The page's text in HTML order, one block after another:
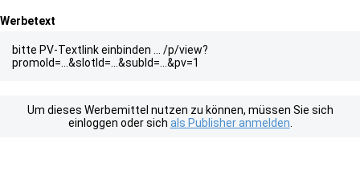
Werbetext
bitte PV-Textlink einbinden ... /p/view?
promoId=...&slotId=...&subId=...&pv=1
Um dieses Werbemittel nutzen zu können, müssen Sie sich
einloggen oder sich als Publisher anmelden